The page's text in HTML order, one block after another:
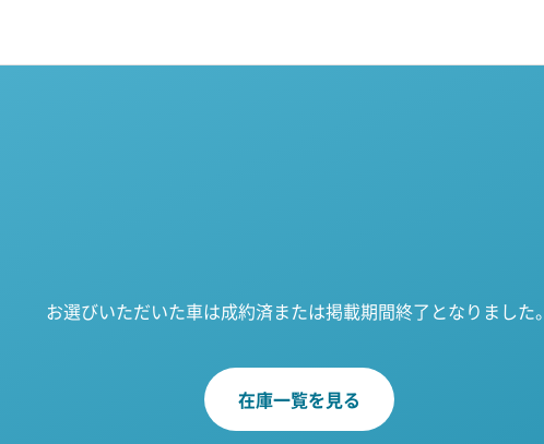
お選びいただいた車は成約済または掲載期間終了となりました
在庫一覧を見る